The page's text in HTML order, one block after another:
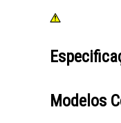
Modelos